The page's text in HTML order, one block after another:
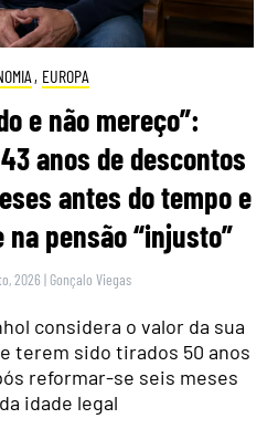
, EUROPA
e não mereço”:
anos de descontos
antes do tempo e
pensão “injusto”
2026 | Gonçalo Viegas
considera o valor da sua
terem sido tirados 50 anos
reformar-se seis meses
idade legal